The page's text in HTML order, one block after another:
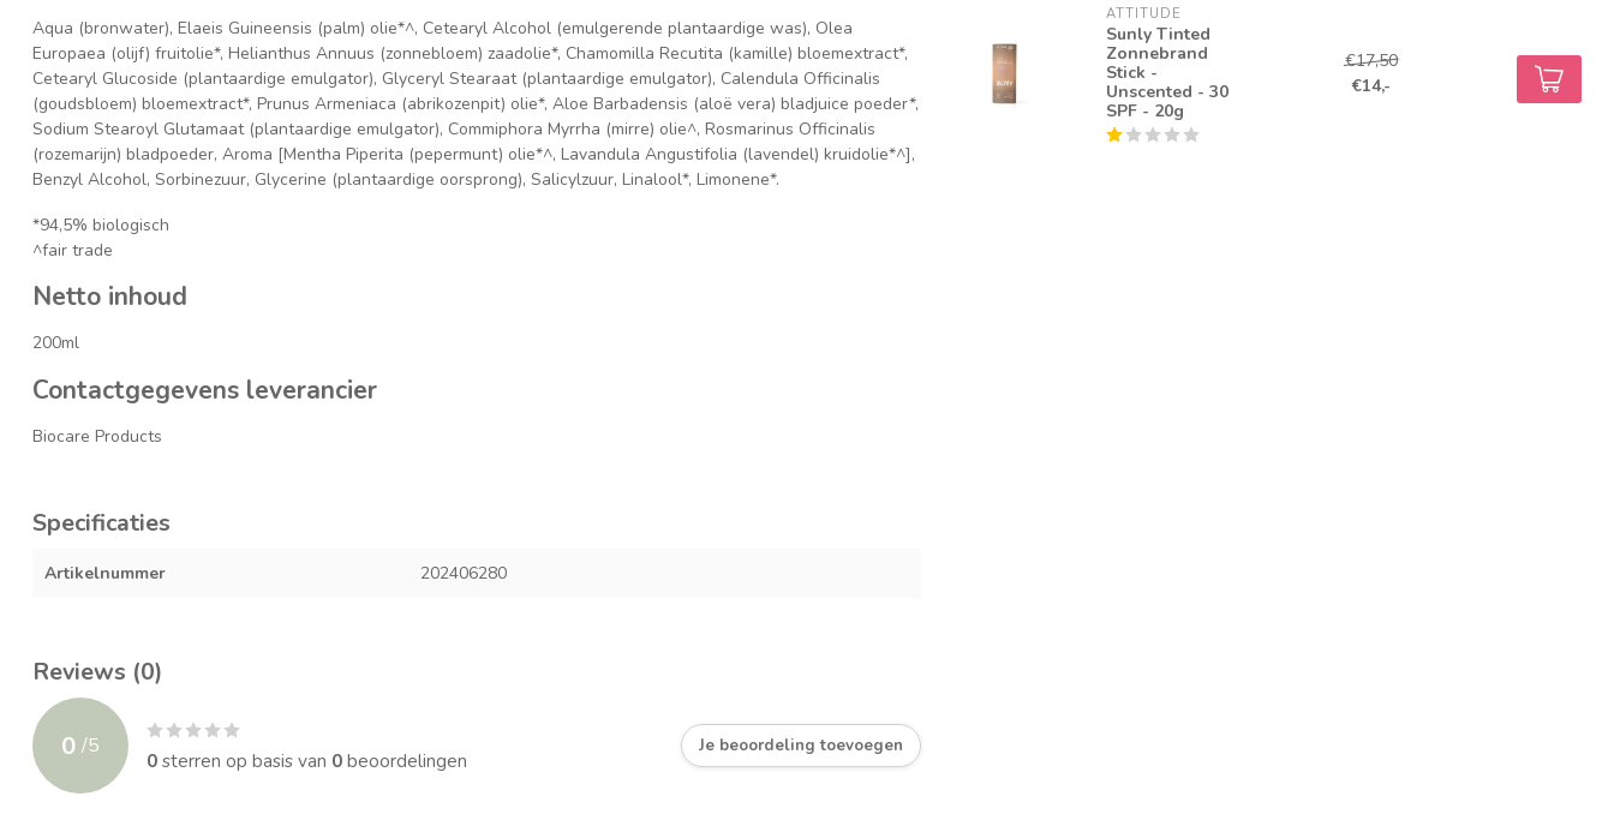
Aqua (bronwater), Elaeis Guineensis (palm) olie*^, Cetearyl Alcohol (emulgerende plantaardige was), Olea
Europaea (olijf) fruitolie*, Helianthus Annuus (zonnebloem) zaadolie*, Chamomilla Recutita (kamille) bloemextract*,
Cetearyl Glucoside (plantaardige emulgator), Glyceryl Stearaat (plantaardige emulgator), Calendula Officinalis
(goudsbloem) bloemextract*, Prunus Armeniaca (abrikozenpit) olie*, Aloe Barbadensis (aloë vera) bladjuice poeder*,
Sodium Stearoyl Glutamaat (plantaardige emulgator), Commiphora Myrrha (mirre) olie^, Rosmarinus Officinalis
(rozemarijn) bladpoeder, Aroma [Mentha Piperita (pepermunt) olie*^, Lavandula Angustifolia (lavendel) kruidolie*^],
Benzyl Alcohol, Sorbinezuur, Glycerine (plantaardige oorsprong), Salicylzuur, Linalool*, Limonene*.
*94,5% biologisch
^fair trade
Netto inhoud
200ml
Contactgegevens leverancier
Biocare Products
Specificaties
Artikelnummer 202406280
Reviews (0)
0 /5
0sterren op basis van 0beoordelingen
Je beoordeling toevoegen
ATTITUDE
Sunly Tinted
Zonnebrand
Stick -
Unscented - 30
SPF - 20g
€17,50
€14,-